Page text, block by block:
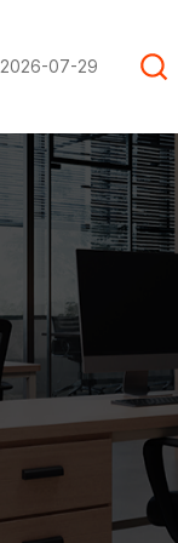
2026-07-29